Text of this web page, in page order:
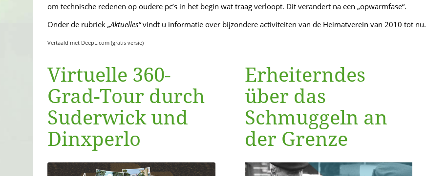
om technische redenen op oudere pc’s in het begin wat traag verloopt. Dit verandert na een „opwarmfase“.
Onder de rubriek „Aktuelles“vindt u informatie over bijzondere activiteiten van de Heimatverein van 2010 tot nu.
Vertaald met DeepL.com (gratis versie)
Virtuelle 360-
Grad-Tour durch
Suderwick und
Dinxperlo
Erheiterndes
über das
Schmuggeln an
der Grenze